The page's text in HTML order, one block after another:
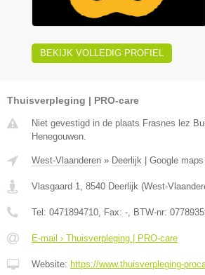
BEKIJK VOLLEDIG PROFIEL
Thuisverpleging | PRO-care
Niet gevestigd in de plaats Frasnes lez
Henegouwen.
West-Vlaanderen » Deerlijk | Google maps
Vlasgaard 1 8540 Deerlijk (West-
Tel: 0471894710 , Fax: - , BTW-nr:
E-mail › Thuisverpleging | PRO-care
Website: https://www.thuisverpleging-